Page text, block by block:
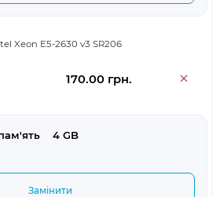
Xeon E5-2630 v3 SR206
170.00 грн.
	4 GB
Замінити